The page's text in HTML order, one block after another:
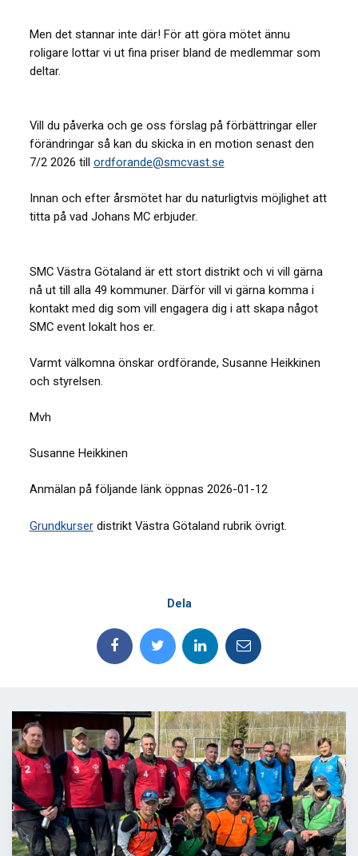
Men det stannar inte där! För att göra mötet ännu
roligare lottar vi ut fina priser bland de medlemmar som
deltar.
Vill du påverka och ge oss förslag på förbättringar eller
förändringar så kan du skicka in en motion senast den
7/2 2026 till ordforande@smcvast.se
Innan och efter årsmötet har du naturligtvis möjlighet att
titta på vad Johans MC erbjuder.
SMC Västra Götaland är ett stort distrikt och vi vill gärna
nå ut till alla 49 kommuner. Därför vill vi gärna komma i
kontakt med dig som vill engagera dig i att skapa något
SMC event lokalt hos er.
Varmt välkomna önskar ordförande, Susanne Heikkinen
och styrelsen.
Mvh
Susanne Heikkinen
Anmälan på följande länk öppnas 2026-01-12
Grundkurserdistrikt Västra Götaland rubrik övrigt.
Dela